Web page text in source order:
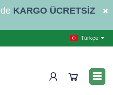
KARGO ÜCRETSİZ
Türkçe